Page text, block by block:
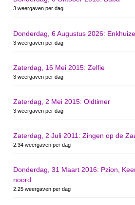
3 weergaven per dag
Donderdag, 6 Augustus 2026:
3 weergaven per dag
Zaterdag, 16 Mei 2015: Zelfie
3 weergaven per dag
Zaterdag, 2 Mei 2015: Oldtimer
3 weergaven per dag
Zaterdag, 2 Juli 2011: Zingen op de
2.34 weergaven per dag
Donderdag, 31 Maart 2016: Pzion,
noord
2.25 weergaven per dag